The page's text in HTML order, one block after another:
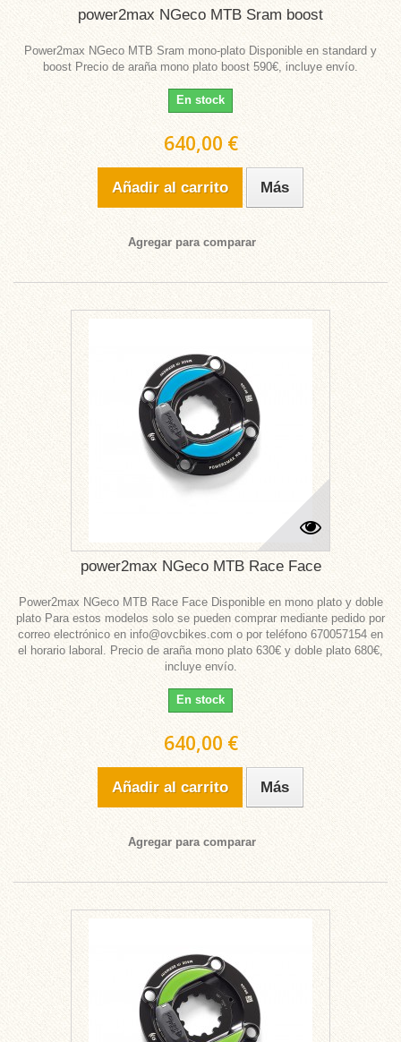
power2max NGeco MTB Sram boost
Power2max NGeco MTB Sram mono-plato Disponible en standard y
boost Precio de araña mono plato boost 590€, incluye envío.
En stock
640,00 €
Añadir al carrito Más
Agregar para comparar
power2max NGeco MTB Race Face
Power2max NGeco MTB Race Face Disponible en mono plato y doble
plato Para estos modelos solo se pueden comprar mediante pedido por
correo electrónico en info@ovcbikes.com o por teléfono 670057154 en
el horario laboral. Precio de araña mono plato 630€ y doble plato 680€,
incluye envío.
En stock
640,00 €
Añadir al carrito Más
Agregar para comparar